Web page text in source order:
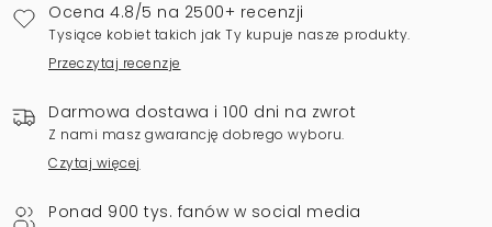
Ocena 4.8/5 na 2500+ recenzji
Tysiące kobiet takich jak Ty kupuje nasze produkty.
Przeczytaj recenzje
Darmowa dostawa i 100 dni na zwrot
Z nami masz gwarancję dobrego wyboru.
Czytaj więcej
Ponad 900 tys. fanów w social media